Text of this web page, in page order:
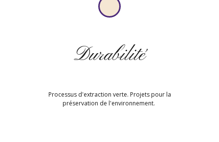
Durabilité
Processus d'extraction verte. Projets pour la
préservation de l'environnement.